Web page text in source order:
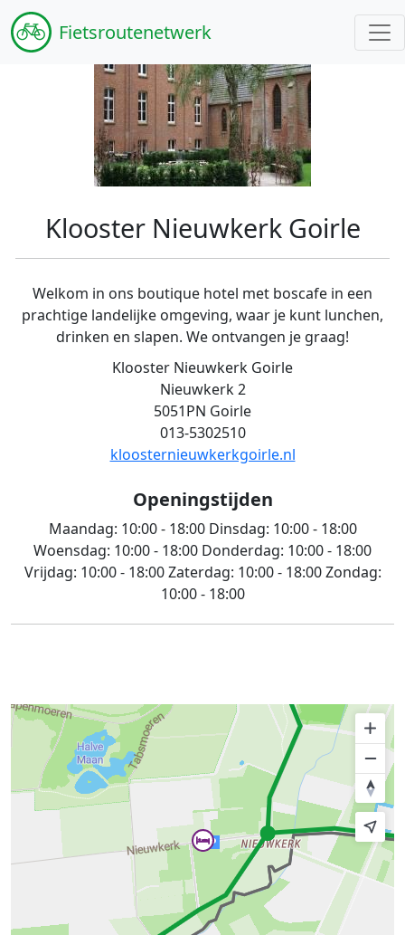
Fietsroutenetwerk
Klooster Nieuwkerk Goirle
Welkom in ons boutique hotel met boscafe in een
prachtige landelijke omgeving, waar je kunt lunchen,
drinken en slapen. We ontvangen je graag!
Klooster Nieuwkerk Goirle
Nieuwkerk 2
5051PN Goirle
013-5302510
kloosternieuwkerkgoirle.nl
Openingstijden
Maandag: 10:00 - 18:00Dinsdag: 10:00 - 18:00
Woensdag: 10:00 - 18:00 Donderdag: 10:00 - 18:00
Vrijdag: 10:00 - 18:00Zaterdag: 10:00 - 18:00Zondag:
10:00 - 18:00